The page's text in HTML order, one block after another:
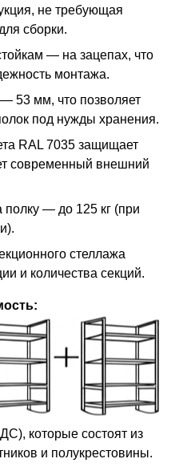
не требующая
сборки.
— на зацепах, что
монтажа.
53 мм, что позволяет
под нужды хранения.
RAL 7035 защищает
современный внешний
полку — до 125 кг (при
стеллажа
и количества секций.
которые состоят из
и полукрестовины.